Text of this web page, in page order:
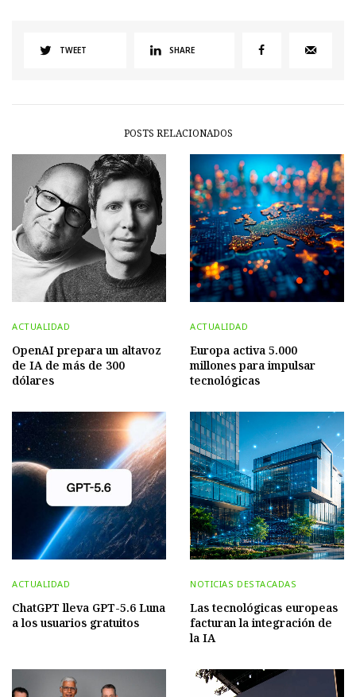
TWEET SHARE
POSTS RELACIONADOS
ACTUALIDAD
OpenAI prepara un altavoz
de IA de más de 300
dólares
ACTUALIDAD
Europa activa 5.000
millones para impulsar
tecnológicas
ACTUALIDAD
ChatGPT lleva GPT-5.6 Luna
a los usuarios gratuitos
NOTICIAS DESTACADAS
Las tecnológicas europeas
facturan la integración de
la IA